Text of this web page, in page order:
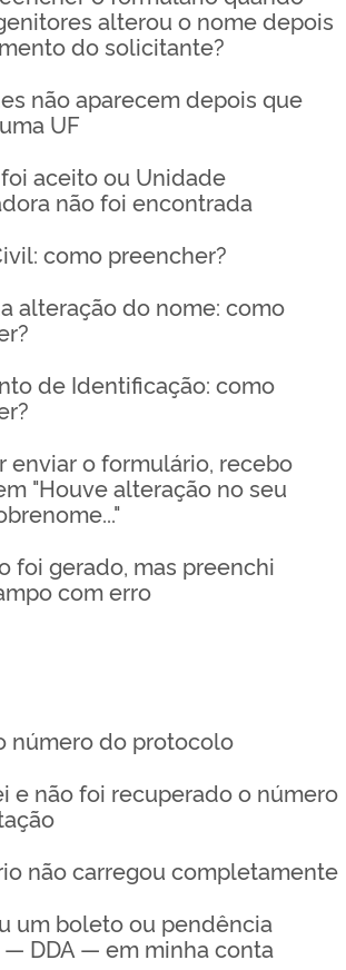
alterou o nome depois
do solicitante?
não aparecem depois que
UF
foi aceito ou Unidade
não foi encontrada
como preencher?
alteração do nome: como
de Identificação: como
enviar o formulário, recebo
"Houve alteração no seu
foi gerado, mas preenchi
com erro
número do protocolo
e não foi recuperado o número
não carregou completamente
um boleto ou pendência
— DDA — em minha conta